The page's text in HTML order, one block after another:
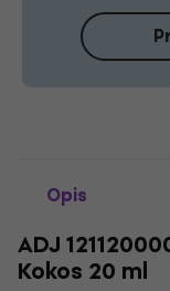
Opis
ADJ
Kokos 20 ml